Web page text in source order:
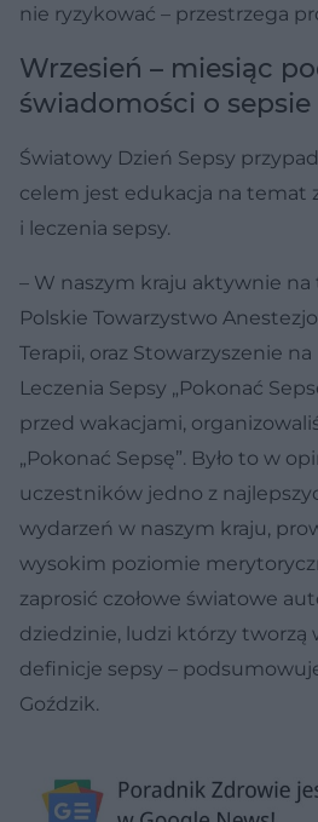
nie ryzykować – przestrzega
Wrzesień – miesiąc
świadomości o sepsie
Światowy Dzień Sepsy
celem jest edukacja na temat
i leczenia sepsy.
– W naszym kraju aktywnie na
Polskie Towarzystwo
Terapii, oraz Stowarzyszenie
Leczenia Sepsy „Pokonać
przed wakacjami,
„Pokonać Sepsę”. Było to w
uczestników jedno z
wydarzeń w naszym kraju,
wysokim poziomie
zaprosić czołowe światowe
dziedzinie, ludzi którzy tworzą
definicje sepsy –
Goździk.